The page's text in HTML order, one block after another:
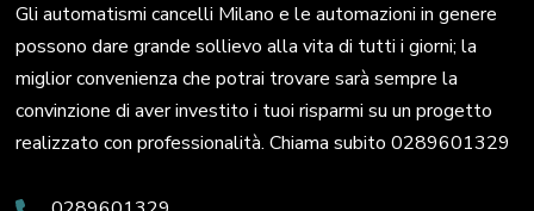
Gli automatismi cancelli Milano e le automazioni in genere
possono dare grande sollievo alla vita di tutti i giorni; la
miglior convenienza che potrai trovare sarà sempre la
convinzione di aver investito i tuoi risparmi su un progetto
realizzato con professionalità. Chiama subito 0289601329